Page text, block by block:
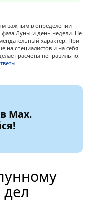
важным в определении
Луны и день недели. Не
характер. При
на специалистов и на себя.
расчеты неправильно,
.
Max.